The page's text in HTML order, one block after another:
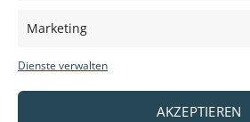
Marketing
Dienste verwalten
AKZEPTIEREN